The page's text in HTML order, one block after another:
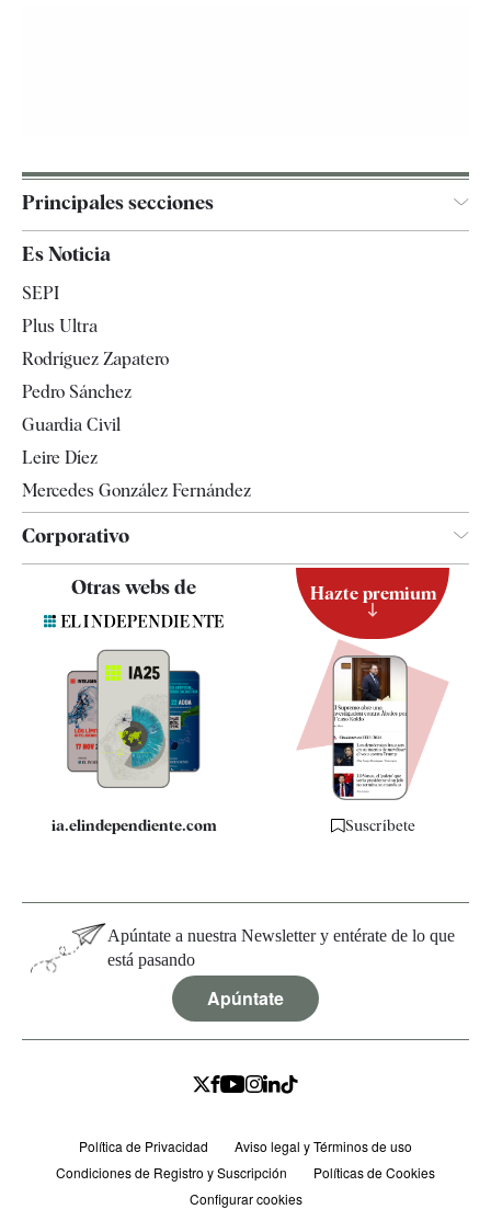
Principales secciones
Televisión
Es Noticia
SEPI
Plus Ultra
Rodríguez Zapatero
Pedro Sánchez
Guardia Civil
Leire Díez
Mercedes González Fernández
Corporativo
Quiénes somos
Especificaciones
Otras webs de
ia.elindependiente.com
Hazte premium
Suscríbete
Apúntate a nuestra Newsletter y entérate de lo que
está pasando
Apúntate
Política de Privacidad
Aviso legal y Términos de uso
Condiciones de Registro y Suscripción
Políticas de Cookies
Configurar cookies